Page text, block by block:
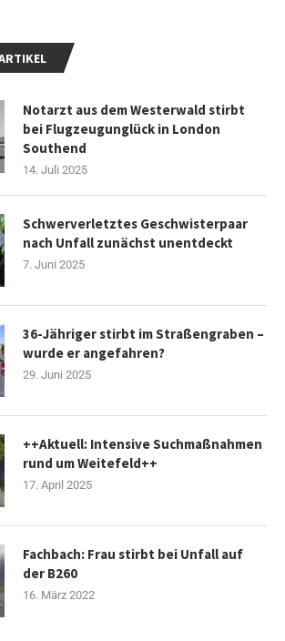
Notarzt aus dem Westerwald stirbt
bei Flugzeugunglück in London
Southend
14. Juli 2025
Schwerverletztes Geschwisterpaar
nach Unfall zunächst unentdeckt
7. Juni 2025
36-Jähriger stirbt im Straßengraben –
wurde er angefahren?
29. Juni 2025
++Aktuell: Intensive Suchmaßnahmen
rund um Weitefeld++
17. April 2025
Fachbach: Frau stirbt bei Unfall auf
der B260
16. März 2022